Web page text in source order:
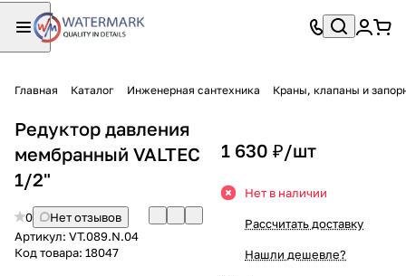
Главная Каталог Инженерная сантехника Краны, клапаны и
Редуктор давления
мембранный VALTEC
1/2"
0
Нет отзывов
Артикул: VT.089.N.04
Код товара: 18047
1 630 ₽/шт
Нет в наличии
Рассчитать доставку
Нашли дешевле?